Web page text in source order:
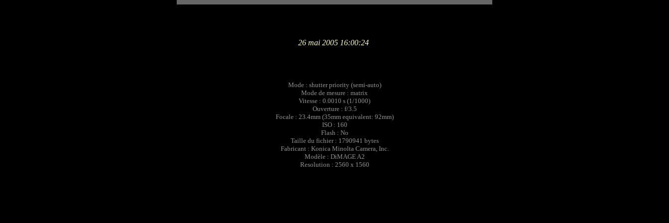
26 mai 2005 16:00:24
Mode : shutter priority (semi-auto)
Mode de mesure : matrix
Vitesse : 0.0010 s (1/1000)
Ouverture : f/3.5
Focale : 23.4mm (35mm equivalent: 92mm)
ISO : 160
Flash : No
Taille du fichier : 1790941 bytes
Fabricant : Konica Minolta Camera, Inc.
Modèle : DiMAGE A2
Resolution : 2560 x 1560